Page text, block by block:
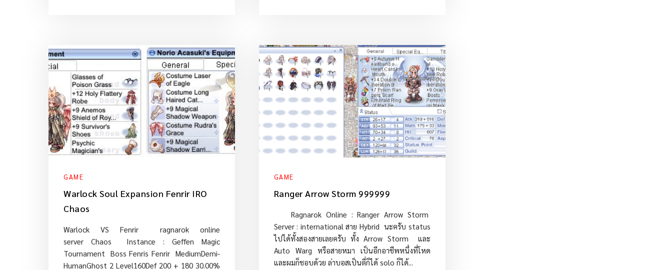
GAME
Warlock Soul Expansion Fenrir IRO
Chaos
Warlock VS Fenrir ragnarok online
server Chaos Instance : Geffen Magic
Tournament Boss Fenris Fenrir MediumDemi-
HumanGhost 2 Level160Def 200 + 180 30.00%
GAME
Ranger Arrow Storm 999999
Ragnarok Online : Ranger Arrow Storm
Server : international สาย Hybrid นะครับ status
ไปได้ทั้งสองสายเลยครับ ทั้ง Arrow Storm และ
Auto Warg หรือสายหมา เป็นอีกอาชีพหนึ่งที่โหด
และผมก็ชอบด้วย ล่าบอสเป็นตี่ก็ได้ solo ก็ได้...